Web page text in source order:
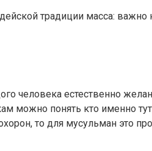
традиции масса: важно
человека естественно
можно понять кто именно
то для мусульман это